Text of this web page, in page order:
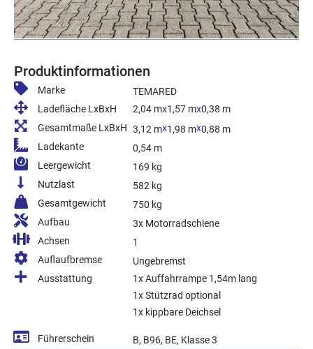
Produktinformationen
Marke
TEMARED
Ladefläche LxBxH
2,04 mx1,57 mx0,38 m
Gesamtmaße LxBxH 3,12 mx1,98 mx0,88 m
Ladekante
0,54 m
Leergewicht
169 kg
Nutzlast
582 kg
Gesamtgewicht
750 kg
Aufbau
3x Motorradschiene
Achsen
1
Auflaufbremse
Ungebremst
Ausstattung
1x Auffahrrampe 1,54m lang
1x Stützrad optional
1x kippbare Deichsel
Führerschein B, B96, BE, Klasse 3